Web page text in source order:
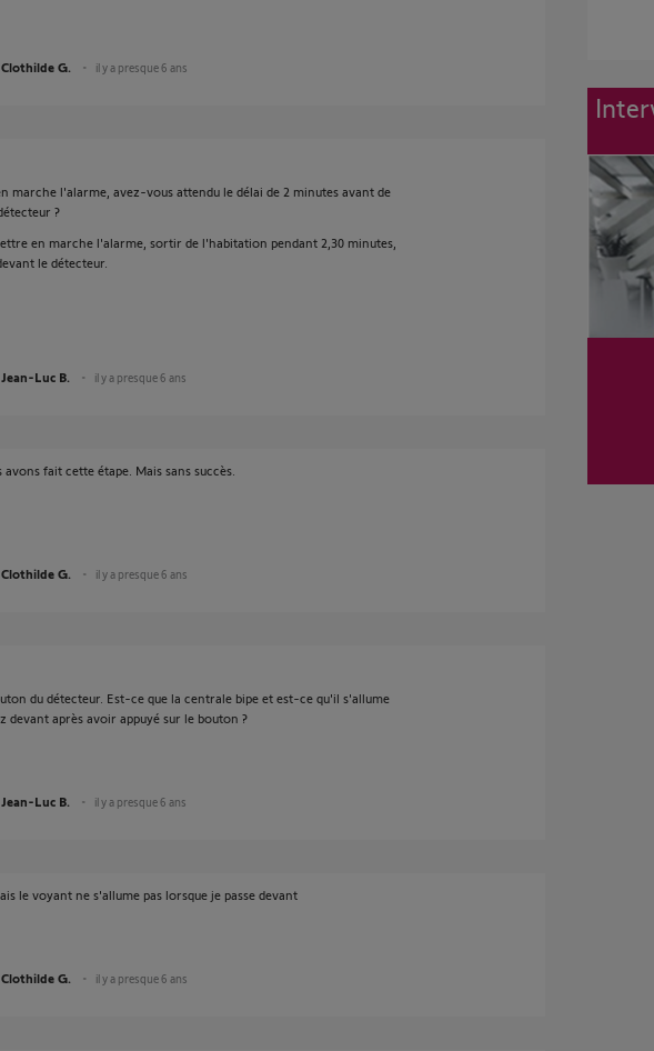
Clothilde G. il y a presque 6 ans
marche l'alarme, avez-vous attendu le délai de 2 minutes avant de
?
en marche l'alarme, sortir de l'habitation pendant 2,30 minutes,
le détecteur.
Jean-Luc B. il y a presque 6 ans
fait cette étape. Mais sans succès.
Clothilde G. il y a presque 6 ans
du détecteur. Est-ce que la centrale bipe et est-ce qu'il s'allume
devant après avoir appuyé sur le bouton ?
Jean-Luc B. il y a presque 6 ans
le voyant ne s'allume pas lorsque je passe devant
Clothilde G. il y a presque 6 ans